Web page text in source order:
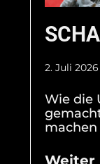
2. Juli 2026
Wie die